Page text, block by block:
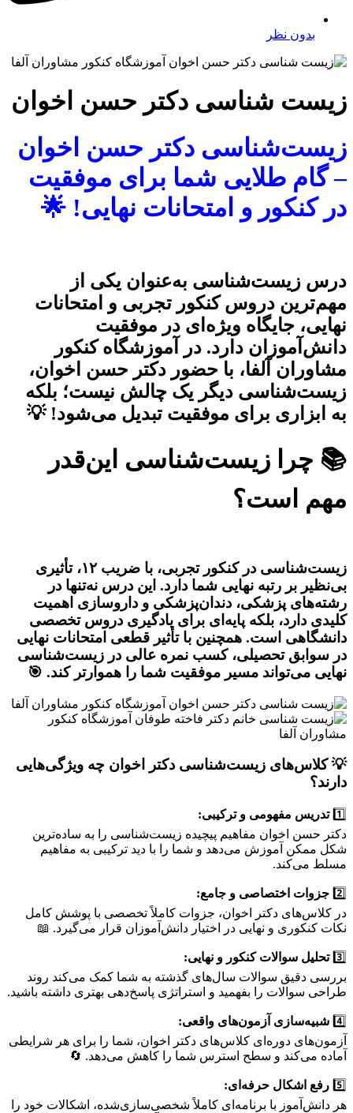
بدون نظر
زیست شناسی دکتر حسن اخوان
زیست‌شناسی دکتر حسن اخوان
– گام طلایی شما برای موفقیت
در کنکور و امتحانات نهایی! 🌟
درس زیست‌شناسی به‌عنوان یکی از
مهم‌ترین دروس کنکور تجربی و امتحانات
نهایی، جایگاه ویژه‌ای در موفقیت
دانش‌آموزان دارد. در آموزشگاه کنکور
مشاوران آلفا، با حضور دکتر حسن اخوان،
زیست‌شناسی دیگر یک چالش نیست؛ بلکه
به ابزاری برای موفقیت تبدیل می‌شود! 💡
📚 چرا زیست‌شناسی این‌قدر
مهم است؟
زیست‌شناسی در کنکور تجربی، با ضریب ۱۲، تأثیری
بی‌نظیر بر رتبه نهایی شما دارد. این درس نه‌تنها در
رشته‌های پزشکی، دندان‌پزشکی و داروسازی اهمیت
کلیدی دارد، بلکه پایه‌ای برای یادگیری دروس تخصصی
دانشگاهی است. همچنین با تأثیر قطعی امتحانات نهایی
در سوابق تحصیلی، کسب نمره عالی در زیست‌شناسی
نهایی می‌تواند مسیر موفقیت شما را هموارتر کند. 🎯
💡 کلاس‌های زیست‌شناسی دکتر اخوان چه ویژگی‌هایی
دارند؟
1️⃣ تدریس مفهومی و ترکیبی:
دکتر حسن اخوان مفاهیم پیچیده زیست‌شناسی را به ساده‌ترین
شکل ممکن آموزش می‌دهد و شما را با دید ترکیبی به مفاهیم
مسلط می‌کند.
2️⃣ جزوات اختصاصی و جامع:
در کلاس‌های دکتر اخوان، جزوات کاملاً تخصصی با پوشش کامل
نکات کنکوری و نهایی در اختیار دانش‌آموزان قرار می‌گیرد. 📖
3️⃣ تحلیل سوالات کنکور و نهایی:
بررسی دقیق سوالات سال‌های گذشته به شما کمک می‌کند روند
طراحی سوالات را بفهمید و استراتژی پاسخ‌دهی بهتری داشته باشید.
4️⃣ شبیه‌سازی آزمون‌های واقعی:
آزمون‌های دوره‌ای کلاس‌های دکتر اخوان، شما را برای هر شرایطی
آماده می‌کند و سطح استرس شما را کاهش می‌دهد. 🔄
5️⃣ رفع اشکال حرفه‌ای:
هر دانش‌آموز با برنامه‌ای کاملاً شخصی‌سازی‌شده، اشکالات خود را